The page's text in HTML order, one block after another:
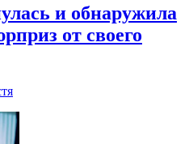
и обнаружила
от своего